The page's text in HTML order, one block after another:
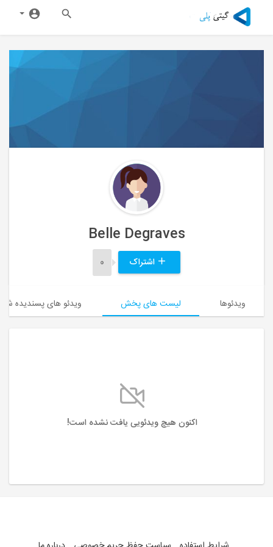
Belle Degraves
اشتراک 0
ویدئوها لیست های پخش ویدئو های پسندیده
اکنون هیچ ویدئویی یافت نشده است!